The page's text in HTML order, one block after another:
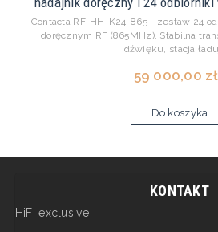
Contacta RF-HH-K24-865 - zestaw 24
doręcznym RF (865MHz). Stabilna
dźwięku, stacja
59 000,00
Do koszyka
KONTAKT
HiFI exclusive